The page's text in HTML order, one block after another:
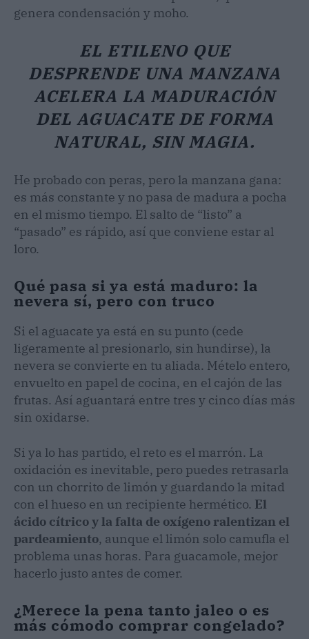
genera condensación y moho.
EL ETILENO QUE
DESPRENDE UNA MANZANA
ACELERA LA MADURACIÓN
DEL AGUACATE DE FORMA
NATURAL, SIN MAGIA.
He probado con peras, pero la manzana gana:
es más constante y no pasa de madura a pocha
en el mismo tiempo. El salto de “listo” a
“pasado” es rápido, así que conviene estar al
loro.
Qué pasa si ya está maduro: la
nevera sí, pero con truco
Si el aguacate ya está en su punto (cede
ligeramente al presionarlo, sin hundirse), la
nevera se convierte en tu aliada. Mételo entero,
envuelto en papel de cocina, en el cajón de las
frutas. Así aguantará entre tres y cinco días más
sin oxidarse.
Si ya lo has partido, el reto es el marrón. La
oxidación es inevitable, pero puedes retrasarla
con un chorrito de limón y guardando la mitad
con el hueso en un recipiente hermético. El
ácido cítrico y la falta de oxígeno ralentizan el
pardeamiento, aunque el limón solo camufla el
problema unas horas. Para guacamole, mejor
hacerlo justo antes de comer.
¿Merece la pena tanto jaleo o es
más cómodo comprar congelado?